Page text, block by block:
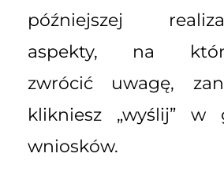
późniejszej
aspekty, na
zwrócić uwagę,
klikniesz „wyślij” w
wniosków.